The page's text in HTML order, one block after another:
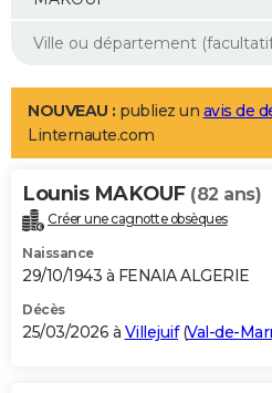
Mobiles
Meilleur smartphone
Internet
Ordinateurs
Jeux vidéo
Guide high-tech
Aménagement intérieur
LIFESTYLE
Art de vivre
Bien-être
Loisirs
Mode
Modes de vie
Alimentation
Guide de la santé
Maladies
Médicaments
Sommeil
VOYAGE
Destinations
City break
Voyage nature
Voyage de noces
Forum
Climat
+PHOTO
GUIDES D'ACHAT
BONS PLANS
NOUVEAU : publiez un avis de
Linternaute.com
Lounis MAKOUF (82 ans)
Créer une cagnotte obsèques
Naissance
29/10/1943 à FENAIA ALGERIE
Décès
25/03/2026 à Villejuif(Val-de-